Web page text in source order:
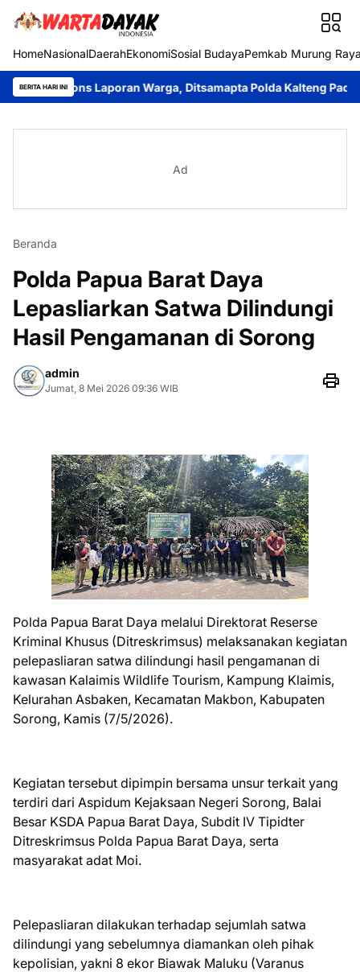
HomeNasionalDaerahEkonomiSosial BudayaPemkab Murung
BERITA HARI INI
Laporan Warga, Ditsamapta Polda Kalteng Padamkan
Ad
Beranda
Polda Papua Barat Daya
Lepasliarkan Satwa Dilindungi
Hasil Pengamanan di Sorong
admin
Jumat, 8 Mei 2026 09:36 WIB
Polda Papua Barat Daya melalui Direktorat Reserse
Kriminal Khusus (Ditreskrimsus) melaksanakan kegiatan
pelepasliaran satwa dilindungi hasil pengamanan di
kawasan Kalaimis Wildlife Tourism, Kampung Klaimis,
Kelurahan Asbaken, Kecamatan Makbon, Kabupaten
Sorong, Kamis (7/5/2026).
Kegiatan tersebut dipimpin bersama unsur terkait yang
terdiri dari Aspidum Kejaksaan Negeri Sorong, Balai
Besar KSDA Papua Barat Daya, Subdit IV Tipidter
Ditreskrimsus Polda Papua Barat Daya, serta
masyarakat adat Moi.
Pelepasliaran dilakukan terhadap sejumlah satwa
dilindungi yang sebelumnya diamankan oleh pihak
kepolisian, yakni 8 ekor Biawak Maluku (Varanus